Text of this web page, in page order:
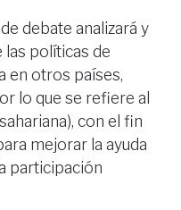
debate analizará y
las políticas de
en otros países,
lo que se refiere al
con el fin
mejorar la ayuda
participación